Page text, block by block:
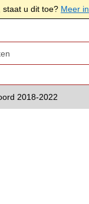
staat u dit toe? Meer
2018-2022